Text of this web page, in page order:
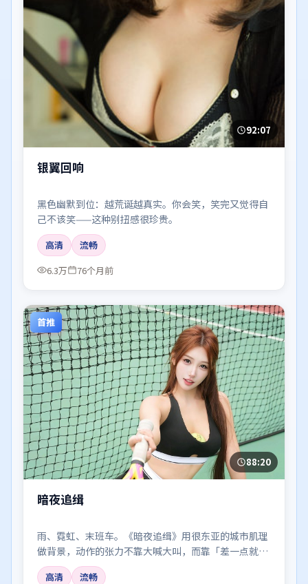
92:07
银翼回响
黑色幽默到位：越荒诞越真实。你会笑，笑完又觉得自
己不该笑——这种别扭感很珍贵。
高清
流畅
6.3万
76个月前
首推
88:20
暗夜追缉
雨、霓虹、末班车。《暗夜追缉》用很东亚的城市肌理
做背景，动作的张力不靠大喊大叫，而靠「差一点就说
出口」的沉默。
高清
流畅